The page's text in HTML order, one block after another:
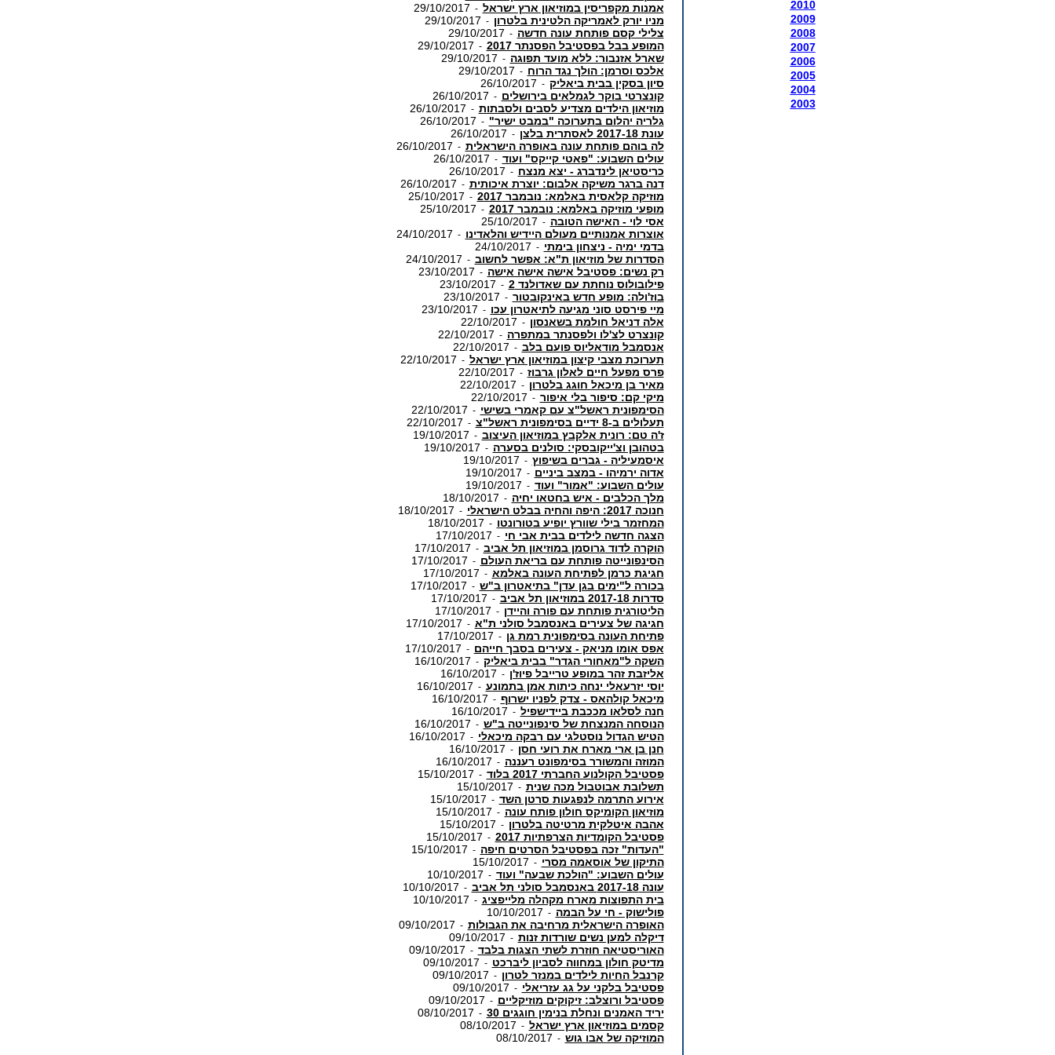
2010
2009
2008
2007
2006
2005
2004
2003
אמנות מקפריסין במוזיאון ארץ ישראל -
29/10/2017
מניו יורק לאמריקה הלטינית בלטרון -
29/10/2017
צלילי קסם פותחת עונה חדשה -
29/10/2017
המופע בבל בפסטיבל הפסנתר 2017
-
29/10/2017
שארל אזנבור: ללא מועד תפוגה -
29/10/2017
אלכס וסרמן: הולך נגד הרוח -
29/10/2017
סיון בסקין בבית ביאליק -
26/10/2017
קונצרטי בוקר לגמלאים בירושלים -
26/10/2017
מוזיאון הילדים מצדיע לסבים ולסבתות -
26/10/2017
גלריה יהלום בתערוכה "במבט ישיר" -
26/10/2017
עונת 2017-18 לאסתרית בלצן
-
26/10/2017
לה בוהם פותחת עונה באופרה הישראלית -
26/10/2017
עולים השבוע: "פאטי קייקס" ועוד -
26/10/2017
כריסטיאן לינדברג - יצא מנצח -
26/10/2017
דנה ברגר משיקה אלבום: יוצרת איכותית -
26/10/2017
מוזיקה קלאסית באלמא: נובמבר 2017
-
25/10/2017
מופעי מוזיקה באלמא: נובמבר 2017
-
25/10/2017
אסי לוי - האישה הטובה -
25/10/2017
אוצרות אמנותיים מעולם היידיש והלאדינו -
24/10/2017
בדמי ימיה - ניצחון בימתי -
24/10/2017
הסדרות של מוזיאון ת"א: אפשר לחשוב -
24/10/2017
רק נשים: פסטיבל אישה אישה אישה -
23/10/2017
פילובולוס נוחתת עם שאדולנד 2
-
23/10/2017
בוז'ולה: מופע חדש באינקובטור -
23/10/2017
מיי פירסט סוני מגיעה לתיאטרון עכו -
23/10/2017
אלה דניאל חולמת בשאנסון -
22/10/2017
קונצרט לצ'לו ולפסנתר במתפרה -
22/10/2017
אנסמבל מודאליוס פועם בלב -
22/10/2017
תערוכת מצבי קיצון במוזיאון ארץ ישראל -
22/10/2017
פרס מפעל חיים לאלון גרבוז -
22/10/2017
מאיר בן מיכאל חוגג בלטרון -
22/10/2017
מיקי קם: סיפור בלי איפור -
22/10/2017
הסימפונית ראשל"צ עם קאמרי בשישי -
22/10/2017
תעלולים ב-8 ידיים בסימפונית ראשל"צ
-
22/10/2017
ז'ה טם: רונית אלקבץ במוזיאון העיצוב -
19/10/2017
בטהובן וצ'ייקובסקי: סולנים בסערה -
19/10/2017
איסמעיליה - גברים בשיפוץ -
19/10/2017
אדוה ירמיהו - במצב ביניים -
19/10/2017
עולים השבוע: "אמור" ועוד -
19/10/2017
מלך הכלבים - איש בחטאו יחיה -
18/10/2017
חנוכה 2017: היפה והחיה בבלט הישראלי
-
18/10/2017
המחזמר בילי שוורץ יופיע בטורונטו -
18/10/2017
הצגה חדשה לילדים בבית אבי חי -
17/10/2017
הוקרה לדוד גרוסמן במוזיאון תל אביב -
17/10/2017
הסינפונייטה פותחת עם בריאת העולם -
17/10/2017
חגיגת כרמן לפתיחת העונה באלמא -
17/10/2017
בכורה ל"ימים בגן עדן" בתיאטרון ב"ש -
17/10/2017
סדרות 2017-18 במוזיאון תל אביב
-
17/10/2017
הליטורגית פותחת עם פורה והיידן -
17/10/2017
חגיגה של צעירים באנסמבל סולני ת"א -
17/10/2017
פתיחת העונה בסימפונית רמת גן -
17/10/2017
אפס אומו מניאק - צעירים בסבך חייהם -
17/10/2017
השקה ל"מאחורי הגדר" בבית ביאליק -
16/10/2017
אליזבת זהר במופע טרייבל פיוז'ן -
16/10/2017
יוסי יזרעאלי ינחה כיתות אמן בתמונע -
16/10/2017
מיכאל קולהאס - צדק לפניו ישרוף -
16/10/2017
חנה לסלאו מככבת ביידישפיל -
16/10/2017
הנוסחה המנצחת של סינפונייטה ב"ש -
16/10/2017
הטיש הגדול נוסטלגי עם רבקה מיכאלי -
16/10/2017
חנן בן ארי מארח את רועי חסן -
16/10/2017
המוזה והמשורר בסימפונט רעננה -
16/10/2017
פסטיבל הקולנוע החברתי 2017 בלוד
-
15/10/2017
תשלובת אבוטבול מכה שנית -
15/10/2017
אירוע התרמה לנפגעות סרטן השד -
15/10/2017
מוזיאון הקומיקס חולון פותח עונה -
15/10/2017
אהבה איטלקית מרטיטה בלטרון -
15/10/2017
פסטיבל הקומדיות הצרפתיות 2017
-
15/10/2017
"העדות" זכה בפסטיבל הסרטים חיפה -
15/10/2017
התיקון של אוסאמה מסרי -
15/10/2017
עולים השבוע: "הולכת שבעה" ועוד -
10/10/2017
עונה 2017-18 באנסמבל סולני תל אביב
-
10/10/2017
בית התפוצות מארח מקהלה מלייפציג -
10/10/2017
פולישוק - חי על הבמה -
10/10/2017
האופרה הישראלית מרחיבה את הגבולות -
09/10/2017
דיקלה למען נשים שורדות זנות -
09/10/2017
האוריסטיאה חוזרת לשתי הצגות בלבד -
09/10/2017
מדיטק חולון במחווה לסביון ליברכט -
09/10/2017
קרנבל החיות לילדים במנזר לטרון -
09/10/2017
פסטיבל בלקני על גג עזריאלי -
09/10/2017
פסטיבל ורוצלב: זיקוקים מוזיקליים -
09/10/2017
יריד האמנים ונחלת בנימין חוגגים 30
-
08/10/2017
קסמים במוזיאון ארץ ישראל -
08/10/2017
המוזיקה של אבו גוש -
08/10/2017